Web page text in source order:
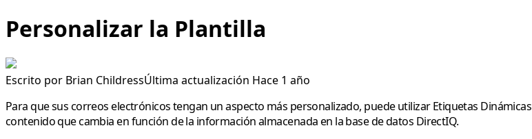
Personalizar la Plantilla
Escrito por Brian ChildressÚltima actualización Hace 1 año
Para que sus correos electrónicos tengan un aspecto más personalizado, puede utilizarEtiquetas Dinámicas
contenido que cambia en función de la información almacenada en la base de datos DirectIQ.